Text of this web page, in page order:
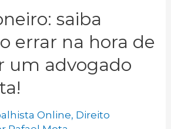
saiba
errar na hora de
um advogado
Online, Direito